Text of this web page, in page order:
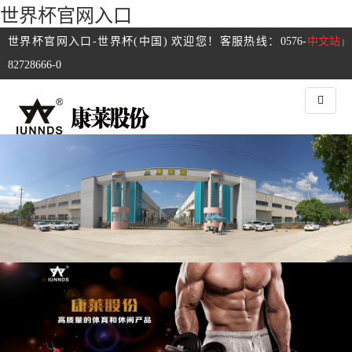
世界杯官网入口
中文站 |
世界杯官网入口-世界杯(中国) 欢迎您！客服热线：0576-
82728666-0